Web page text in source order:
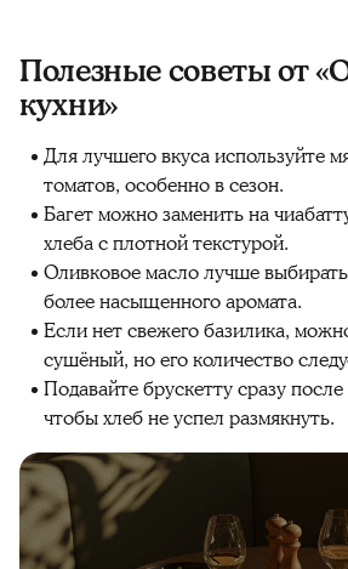
Полезные советы от
кухни»
Для лучшего вкуса используйте
томатов, особенно в сезон.
Багет можно заменить на
хлеба с плотной текстурой.
Оливковое масло лучше
более насыщенного аромата.
Если нет свежего базилика,
сушёный, но его количество
Подавайте брускетту сразу
чтобы хлеб не успел размякнуть.